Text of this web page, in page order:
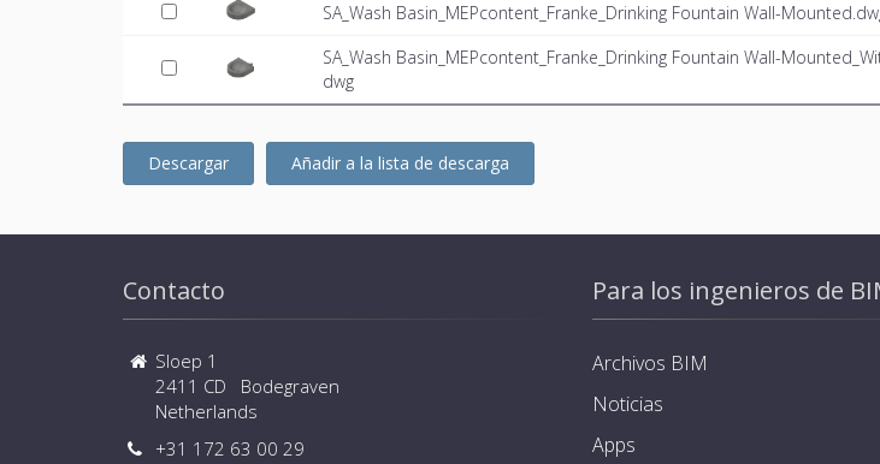
SA_Wash Basin_MEPcontent_Franke_Drinking Fountain Wall-
SA_Wash Basin_MEPcontent_Franke_Drinking Fountain Wall-
dwg
Descargar Añadir a la lista de descarga
Contacto
Sloep 1
2411 CD Bodegraven
Netherlands
+31 172 63 00 29
Para los ingenieros de
Archivos BIM
Noticias
Apps